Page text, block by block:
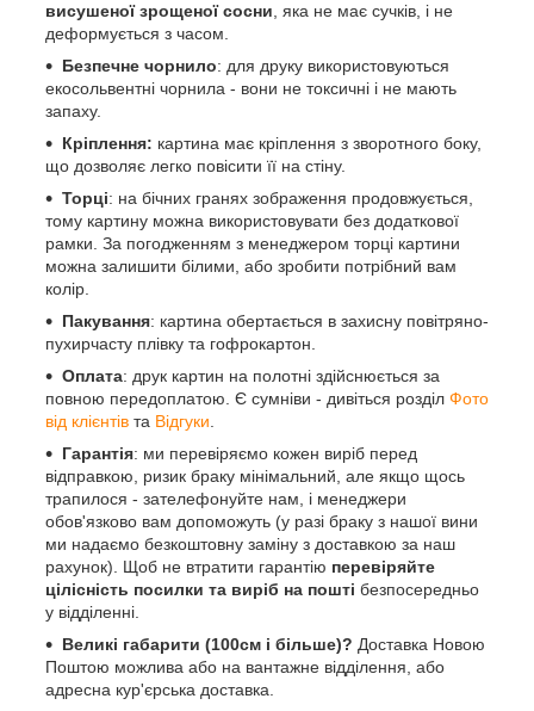
висушеної зрощеної сосни, яка не має сучків, і не
деформується з часом.
Безпечне чорнило: для друку використовуються
екосольвентні чорнила - вони не токсичні і не мають
запаху.
Кріплення: картина має кріплення з зворотного боку,
що дозволяє легко повісити її на стіну.
Торці: на бічних гранях зображення продовжується,
тому картину можна використовувати без додаткової
рамки. За погодженням з менеджером торці картини
можна залишити білими, або зробити потрібний вам
колір.
Пакування: картина обертається в захисну повітряно-
пухирчасту плівку та гофрокартон.
Оплата: друк картин на полотні здійснюється за
повною передоплатою. Є сумніви - дивіться розділ Фото
від клієнтів та Відгуки.
Гарантія: ми перевіряємо кожен виріб перед
відправкою, ризик браку мінімальний, але якщо щось
трапилося - зателефонуйте нам, і менеджери
обов'язково вам допоможуть (у разі браку з нашої вини
ми надаємо безкоштовну заміну з доставкою за наш
рахунок). Щоб не втратити гарантію перевіряйте
цілісність посилки та виріб на пошті безпосередньо
у відділенні.
Великі габарити (100см і більше)? Доставка Новою
Поштою можлива або на вантажне відділення, або
адресна кур'єрська доставка.